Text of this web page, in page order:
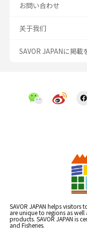
SAVOR JAPAN helps
are unique to regions as
products. SAVOR JAPAN is
and Fisheries.
お問い合わせ
关于我们
SAVOR JAPANに掲